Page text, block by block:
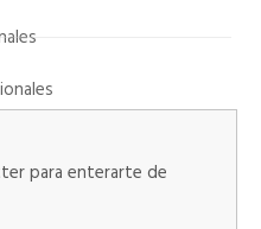
para enterarte de